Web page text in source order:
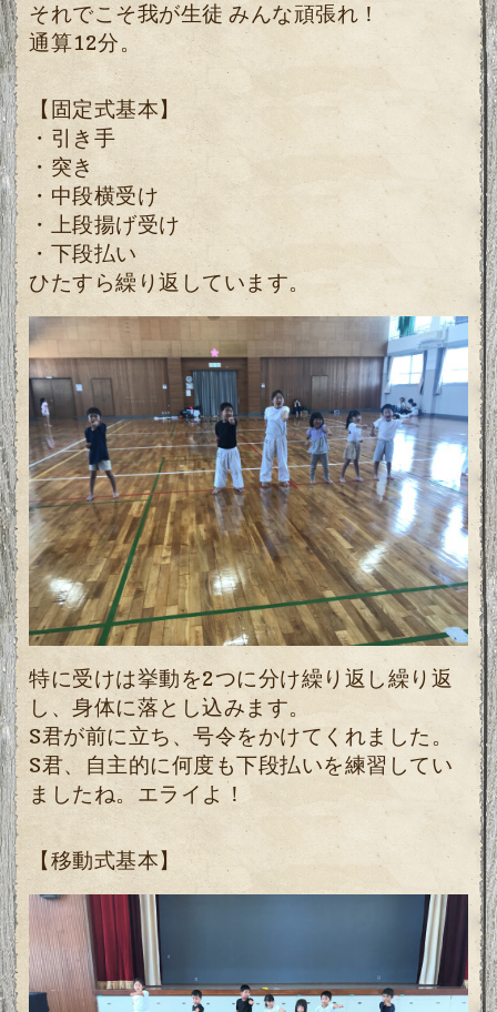
それでこそ我が生徒 みんな頑張れ！
通算12分。
【固定式基本】
・引き手
・突き
・中段横受け
・上段揚げ受け
・下段払い
ひたすら繰り返しています。
特に受けは挙動を2つに分け繰り返し繰り返
し、身体に落とし込みます。
S君が前に立ち、号令をかけてくれました。
S君、自主的に何度も下段払いを練習してい
ましたね。エライよ！
【移動式基本】